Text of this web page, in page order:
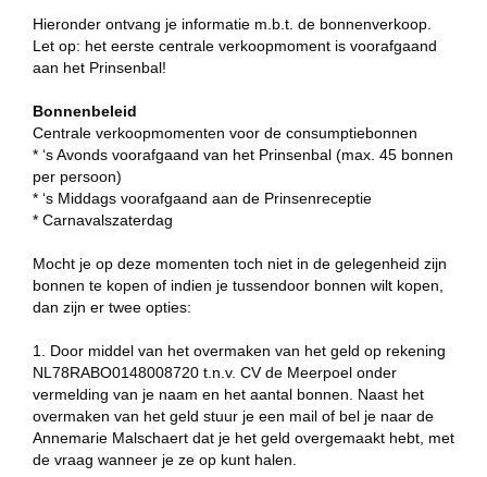
Hieronder ontvang je informatie m.b.t. de bonnenverkoop.
Let op: het eerste centrale verkoopmoment is voorafgaand
aan het Prinsenbal!
Bonnenbeleid
Centrale verkoopmomenten voor de consumptiebonnen
* ‘s Avonds voorafgaand van het Prinsenbal (max. 45 bonnen
per persoon)
* ‘s Middags voorafgaand aan de Prinsenreceptie
* Carnavalszaterdag
Mocht je op deze momenten toch niet in de gelegenheid zijn
bonnen te kopen of indien je tussendoor bonnen wilt kopen,
dan zijn er twee opties:
1. Door middel van het overmaken van het geld op rekening
NL78RABO0148008720 t.n.v. CV de Meerpoel onder
vermelding van je naam en het aantal bonnen. Naast het
overmaken van het geld stuur je een mail of bel je naar de
Annemarie Malschaert dat je het geld overgemaakt hebt, met
de vraag wanneer je ze op kunt halen.